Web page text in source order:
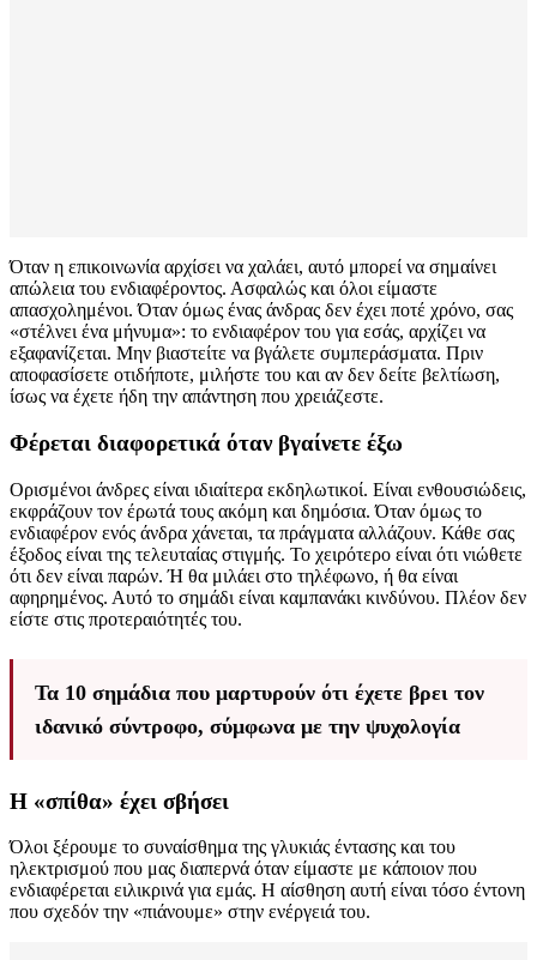
Όταν η επικοινωνία αρχίσει να χαλάει, αυτό μπορεί να σημαίνει
απώλεια του ενδιαφέροντος. Ασφαλώς και όλοι είμαστε
απασχολημένοι. Όταν όμως ένας άνδρας δεν έχει ποτέ χρόνο, σας
«στέλνει ένα μήνυμα»: το ενδιαφέρον του για εσάς, αρχίζει να
εξαφανίζεται. Μην βιαστείτε να βγάλετε συμπεράσματα. Πριν
αποφασίσετε οτιδήποτε, μιλήστε του και αν δεν δείτε βελτίωση,
ίσως να έχετε ήδη την απάντηση που χρειάζεστε.
Φέρεται διαφορετικά όταν βγαίνετε έξω
Ορισμένοι άνδρες είναι ιδιαίτερα εκδηλωτικοί. Είναι ενθουσιώδεις,
εκφράζουν τον έρωτά τους ακόμη και δημόσια. Όταν όμως το
ενδιαφέρον ενός άνδρα χάνεται, τα πράγματα αλλάζουν. Κάθε σας
έξοδος είναι της τελευταίας στιγμής. Το χειρότερο είναι ότι νιώθετε
ότι δεν είναι παρών. Ή θα μιλάει στο τηλέφωνο, ή θα είναι
αφηρημένος. Αυτό το σημάδι είναι καμπανάκι κινδύνου. Πλέον δεν
είστε στις προτεραιότητές του.
Τα 10 σημάδια που μαρτυρούν ότι έχετε βρει τον
ιδανικό σύντροφο, σύμφωνα με την ψυχολογία
Η «σπίθα» έχει σβήσει
Όλοι ξέρουμε το συναίσθημα της γλυκιάς έντασης και του
ηλεκτρισμού που μας διαπερνά όταν είμαστε με κάποιον που
ενδιαφέρεται ειλικρινά για εμάς. Η αίσθηση αυτή είναι τόσο έντονη
που σχεδόν την «πιάνουμε» στην ενέργειά του.